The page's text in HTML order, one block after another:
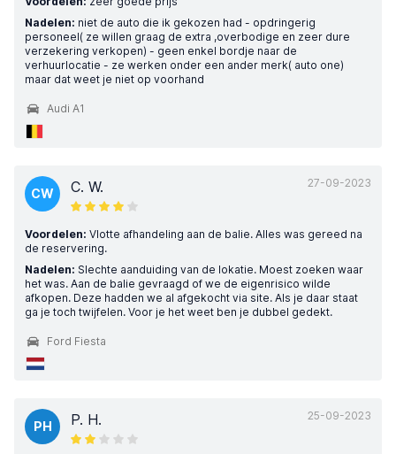
Nadelen: niet de auto die ik gekozen had - opdringerig
personeel( ze willen graag de extra ,overbodige en zeer dure
verzekering verkopen) - geen enkel bordje naar de
verhuurlocatie - ze werken onder een ander merk( auto one)
maar dat weet je niet op voorhand
Audi A1
27-09-2023
CW C. W.
Voordelen: Vlotte afhandeling aan de balie. Alles was gereed na
de reservering.
Nadelen: Slechte aanduiding van de lokatie. Moest zoeken waar
het was. Aan de balie gevraagd of we de eigenrisico wilde
afkopen. Deze hadden we al afgekocht via site. Als je daar staat
ga je toch twijfelen. Voor je het weet ben je dubbel gedekt.
Ford Fiesta
25-09-2023
PH P. H.